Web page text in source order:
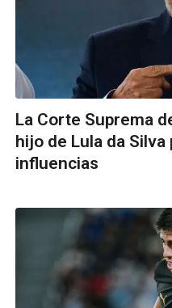
La Corte Suprema
hijo de Lula da
influencias